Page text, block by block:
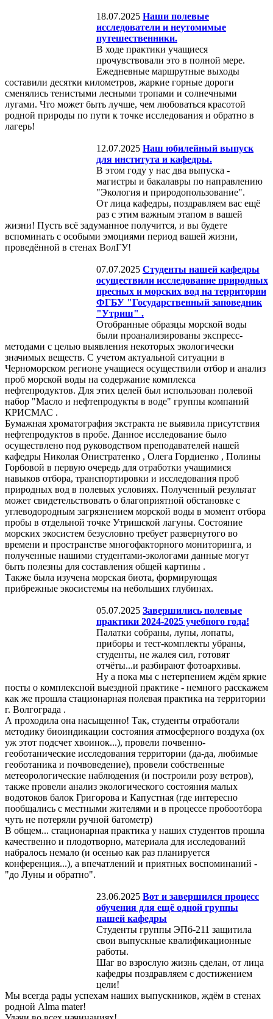
18.07.2025 Наши полевые
исследователи и неутомимые
путешественники.
В ходе практики учащиеся
прочувствовали это в полной мере.
Ежедневные маршрутные выходы
составили десятки километров, жаркие горные дороги
сменялись тенистыми лесными тропами и солнечными
лугами. Что может быть лучше, чем любоваться красотой
родной природы по пути к точке исследования и обратно в
лагерь!
12.07.2025 Наш юбилейный выпуск
для института и кафедры.
В этом году у нас два выпуска -
магистры и бакалавры по направлению
"Экология и природопользование".
От лица кафедры, поздравляем вас ещё
раз с этим важным этапом в вашей
жизни! Пусть всё задуманное получится, и вы будете
вспоминать с особыми эмоциями период вашей жизни,
проведённой в стенах ВолГУ!
07.07.2025 Студенты нашей кафедры
осуществили исследование природных
пресных и морских вод на территории
ФГБУ "Государственный заповедник
"Утриш" .
Отобранные образцы морской воды
были проанализированы экспресс-
методами с целью выявления некоторых экологически
значимых веществ. С учетом актуальной ситуации в
Черноморском регионе учащиеся осуществили отбор и анализ
проб морской воды на содержание комплекса
нефтепродуктов. Для этих целей был использован полевой
набор "Масло и нефтепродукты в воде" группы компаний
КРИСМАС .
Бумажная хроматография экстракта не выявила присутствия
нефтепродуктов в пробе. Данное исследование было
осуществлено под руководством преподавателей нашей
кафедры Николая Онистратенко , Олега Гордиенко , Полины
Горбовой в первую очередь для отработки учащимися
навыков отбора, транспортировки и исследования проб
природных вод в полевых условиях. Полученный результат
может свидетельствовать о благоприятной обстановке с
углеводородным загрязнением морской воды в момент отбора
пробы в отдельной точке Утришской лагуны. Состояние
морских экосистем безусловно требует развернутого во
времени и пространстве многофакторного мониторинга, и
полученные нашими студентами-экологами данные могут
быть полезны для составления общей картины .
Также была изучена морская биота, формирующая
прибрежные экосистемы на небольших глубинах.
05.07.2025 Завершились полевые
практики 2024-2025 учебного года!
Палатки собраны, лупы, лопаты,
приборы и тест-комплекты убраны,
студенты, не жалея сил, готовят
отчёты...и разбирают фотоархивы.
Ну а пока мы с нетерпением ждём яркие
посты о комплексной выездной практике - немного расскажем
как же прошла стационарная полевая практика на территории
г. Волгограда .
А проходила она насыщенно! Так, студенты отработали
методику биоиндикации состояния атмосферного воздуха (ох
уж этот подсчет хвоинок...), провели почвенно-
геоботанические исследования территории (да-да, любимые
геоботаника и почвоведение), провели собственные
метеорологические наблюдения (и построили розу ветров),
также провели анализ экологического состояния малых
водотоков балок Григорова и Капустная (где интересно
пообщались с местными жителями и в процессе пробоотбора
чуть не потеряли ручной батометр)
В общем... стационарная практика у наших студентов прошла
качественно и плодотворно, материала для исследований
набралось немало (и осенью как раз планируется
конференция...), а впечатлений и приятных воспоминаний -
"до Луны и обратно".
23.06.2025 Вот и завершился процесс
обучения для ещё одной группы
нашей кафедры
Студенты группы ЭПб-211 защитила
свои выпускные квалификационные
работы.
Шаг во взрослую жизнь сделан, от лица
кафедры поздравляем с достижением
цели!
Мы всегда рады успехам наших выпускников, ждём в стенах
родной Alma mater!